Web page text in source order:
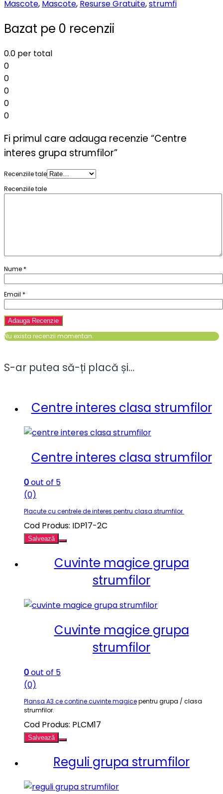
Mascote, Mascote, Resurse Gratuite,strumfi
Bazat pe 0 recenzii
0.0 per total
0
0
0
0
0
Fi primul care adauga recenzie “Centre
interes grupa strumfilor”
Recenziile tale
Recenziile tale
Nume *
Email *
Nu exista recenzii momentan.
S-ar putea să-ți placă și…
Centre interes clasa strumfilor
Centre interes clasa strumfilor
0out of 5
(0)
Placute cu centrele de interes pentru clasa strumfilor
Cod Produs: IDP17-2C
Salvează
Cuvinte magice grupa
strumfilor
Cuvinte magice grupa
strumfilor
0out of 5
(0)
Plansa A3 ce contine cuvinte magicepentru grupa / clasa
strumfilor.
Cod Produs: PLCM17
Salvează
Reguli grupa strumfilor